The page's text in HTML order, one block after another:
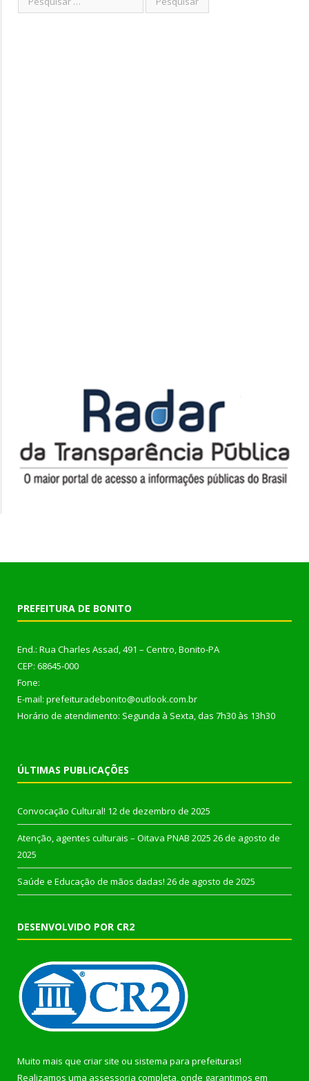
PREFEITURA DE BONITO
End.: Rua Charles Assad, 491 – Centro, Bonito-PA
CEP: 68645-000
Fone:
E-mail: prefeituradebonito@outlook.com.br
Horário de atendimento: Segunda à Sexta, das 7h30 às 13h30
ÚLTIMAS PUBLICAÇÕES
Convocação Cultural! 12 de dezembro de 2025
Atenção, agentes culturais – Oitava PNAB 2025 26 de agosto de
2025
Saúde e Educação de mãos dadas! 26 de agosto de 2025
DESENVOLVIDO POR CR2
Muito mais que criar site ou sistema para prefeituras!
Realizamos uma assessoria completa, onde garantimos em